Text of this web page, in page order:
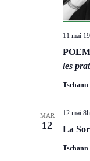
les
11 mai
MAR
12 La
12 mai